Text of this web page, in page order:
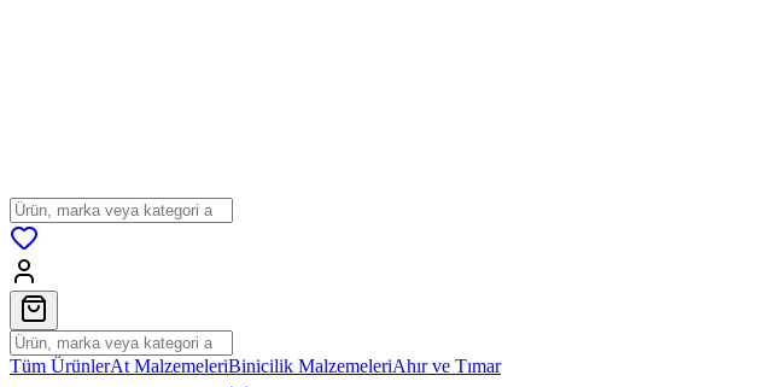
Tüm ÜrünlerAt MalzemeleriBinicilik MalzemeleriAhır ve Tımar